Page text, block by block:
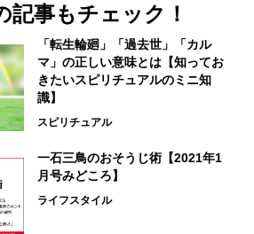
記事もチェック！
「転生輪廻」「過去世」「カル
マ」の正しい意味とは【知ってお
きたいスピリチュアルのミニ知
識】
スピリチュアル
一石三鳥のおそうじ術【2021年1
月号みどころ】
ライフスタイル